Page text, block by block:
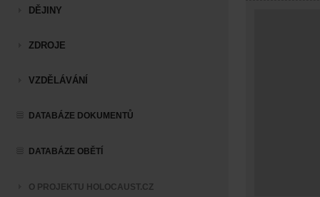
DĚJINY
ZDROJE
VZDĚLÁVÁNÍ
DATABÁZE DOKUMENTŮ
DATABÁZE OBĚTÍ
O PROJEKTU HOLOCAUST.CZ